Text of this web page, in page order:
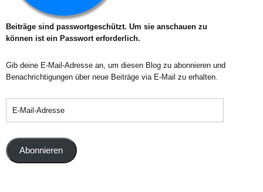
Beiträge sind passwortgeschützt. Um sie anschauen zu
können ist ein Passwort erforderlich.
Gib deine E-Mail-Adresse an, um diesen Blog zu abonnieren und
Benachrichtigungen über neue Beiträge via E-Mail zu erhalten.
Abonnieren